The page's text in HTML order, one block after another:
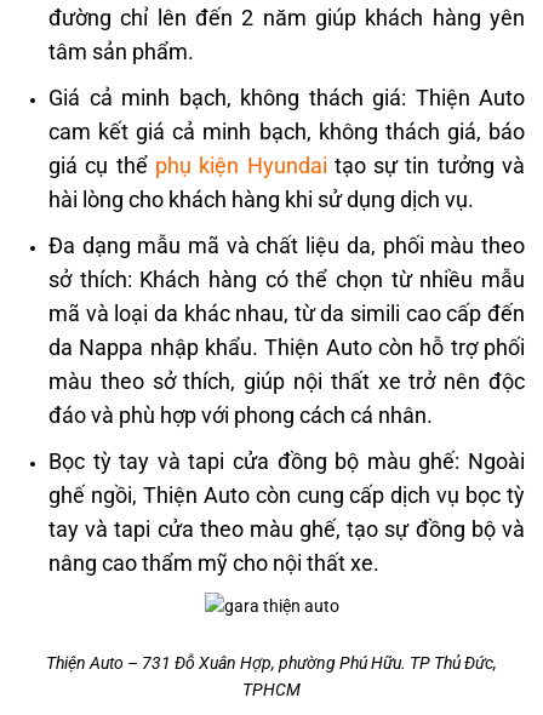
đường chỉ lên đến 2 năm giúp khách hàng yên
tâm sản phẩm.​
Giá cả minh bạch, không thách giá: Thiện Auto
cam kết giá cả minh bạch, không thách giá, báo
giá cụ thể phụ kiện Hyundai tạo sự tin tưởng và
hài lòng cho khách hàng khi sử dụng dịch vụ.​
Đa dạng mẫu mã và chất liệu da, phối màu theo
sở thích: Khách hàng có thể chọn từ nhiều mẫu
mã và loại da khác nhau, từ da simili cao cấp đến
da Nappa nhập khẩu. Thiện Auto còn hỗ trợ phối
màu theo sở thích, giúp nội thất xe trở nên độc
đáo và phù hợp với phong cách cá nhân.​
Bọc tỳ tay và tapi cửa đồng bộ màu ghế: Ngoài
ghế ngồi, Thiện Auto còn cung cấp dịch vụ bọc tỳ
tay và tapi cửa theo màu ghế, tạo sự đồng bộ và
nâng cao thẩm mỹ cho nội thất xe.
Thiện Auto – 731 Đỗ Xuân Hợp, phường Phú Hữu. TP Thủ Đức,
TPHCM